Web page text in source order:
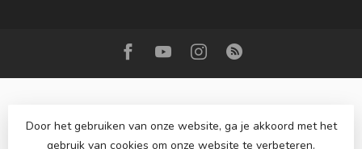
Door het gebruiken van onze website, ga je akkoord met het
gebruik van cookies om onze website te verbeteren.